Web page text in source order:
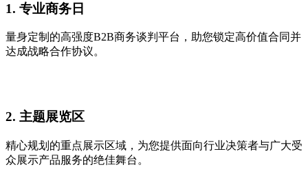
1. 专业商务日
量身定制的高强度B2B商务谈判平台，助您锁定高价值合同并
达成战略合作协议。
2. 主题展览区
精心规划的重点展示区域，为您提供面向行业决策者与广大受
众展示产品服务的绝佳舞台。